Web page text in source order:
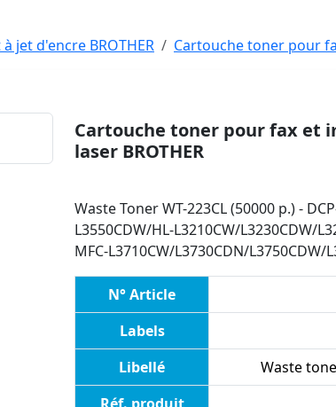
jet d'encre BROTHER Cartouche toner pour
Cartouche toner pour fax et
laser BROTHER
Waste Toner WT-223CL (50000 p.) -
L3550CDW/HL-L3210CW/L3230CDW/
MFC-L3710CW/L3730CDN/L3750CDW/
N° Article
Labels
Libellé
Waste